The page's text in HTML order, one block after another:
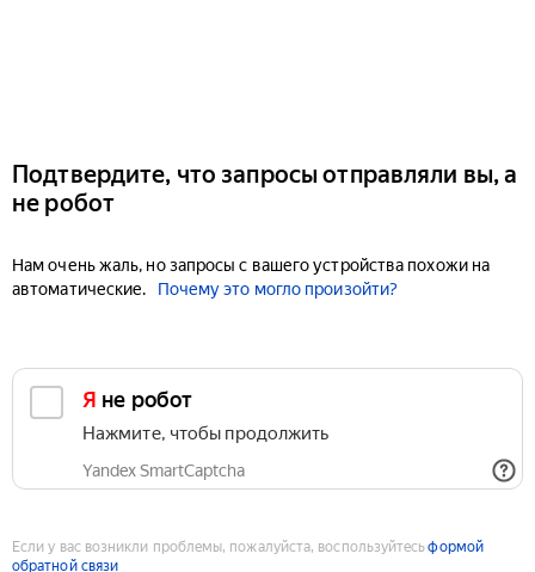
Подтвердите, что запросы отправляли вы, а
не робот
Нам очень жаль, но запросы с вашего устройства похожи на
автоматические.
Почему это могло произойти?
Я не робот
Нажмите, чтобы продолжить
Yandex SmartCaptcha
Если у вас возникли проблемы, пожалуйста, воспользуйтесьформой
обратной связи